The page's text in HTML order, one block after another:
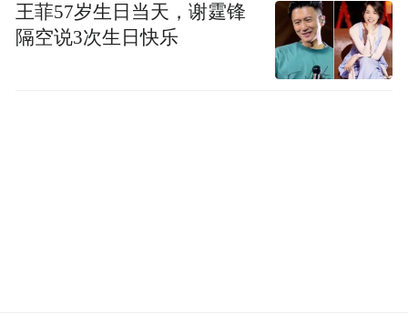
王菲57岁生日当天，谢霆锋
隔空说3次生日快乐